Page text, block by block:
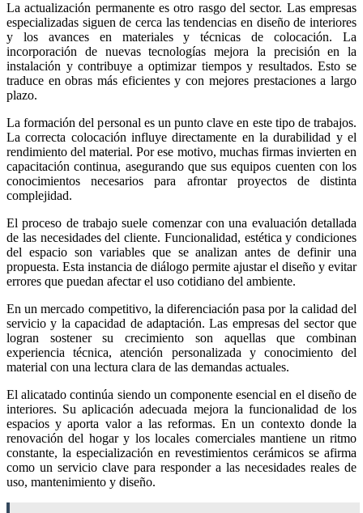
La actualización permanente es otro rasgo del sector. Las empresas
especializadas siguen de cerca las tendencias en diseño de interiores
y los avances en materiales y técnicas de colocación. La
incorporación de nuevas tecnologías mejora la precisión en la
instalación y contribuye a optimizar tiempos y resultados. Esto se
traduce en obras más eficientes y con mejores prestaciones a largo
plazo.
La formación del personal es un punto clave en este tipo de trabajos.
La correcta colocación influye directamente en la durabilidad y el
rendimiento del material. Por ese motivo, muchas firmas invierten en
capacitación continua, asegurando que sus equipos cuenten con los
conocimientos necesarios para afrontar proyectos de distinta
complejidad.
El proceso de trabajo suele comenzar con una evaluación detallada
de las necesidades del cliente. Funcionalidad, estética y condiciones
del espacio son variables que se analizan antes de definir una
propuesta. Esta instancia de diálogo permite ajustar el diseño y evitar
errores que puedan afectar el uso cotidiano del ambiente.
En un mercado competitivo, la diferenciación pasa por la calidad del
servicio y la capacidad de adaptación. Las empresas del sector que
logran sostener su crecimiento son aquellas que combinan
experiencia técnica, atención personalizada y conocimiento del
material con una lectura clara de las demandas actuales.
El alicatado continúa siendo un componente esencial en el diseño de
interiores. Su aplicación adecuada mejora la funcionalidad de los
espacios y aporta valor a las reformas. En un contexto donde la
renovación del hogar y los locales comerciales mantiene un ritmo
constante, la especialización en revestimientos cerámicos se afirma
como un servicio clave para responder a las necesidades reales de
uso, mantenimiento y diseño.